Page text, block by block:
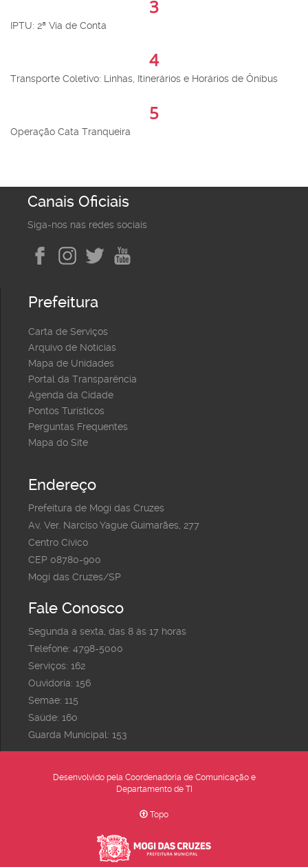
3
IPTU: 2ª Via de Conta
4
Transporte Coletivo: Linhas, Itinerários e Horários de Ônibus
5
Operação Cata Tranqueira
Canais Oficiais
Siga-nos nas redes sociais
Prefeitura
Carta de Serviços
Arquivo de Notícias
Mapa de Unidades
Portal da Transparência
Agenda da Cidade
Pontos Turísticos
Perguntas Frequentes
Mapa do Site
Endereço
Prefeitura de Mogi das Cruzes
Av. Ver. Narciso Yague Guimarães, 277
Centro Cívico
CEP 08780-900
Mogi das Cruzes/SP
Fale Conosco
Segunda a sexta, das 8 às 17 horas
Telefone: 4798-5000
Serviços: 162
Ouvidoria: 156
Semae: 115
Saúde: 160
Guarda Municipal: 153
Desenvolvido pela Coordenadoria de Comunicação e
Departamento de TI
Topo